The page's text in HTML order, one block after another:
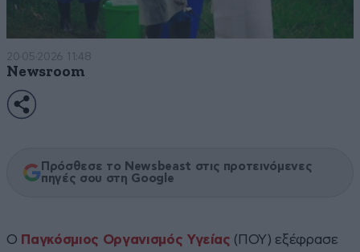
20·05·2026 11:48
Newsroom
Πρόσθεσε το Newsbeast στις προτεινόμενες
πηγές σου στη Google
Ο Παγκόσμιος Οργανισμός Υγείας (ΠΟΥ) εξέφρασε